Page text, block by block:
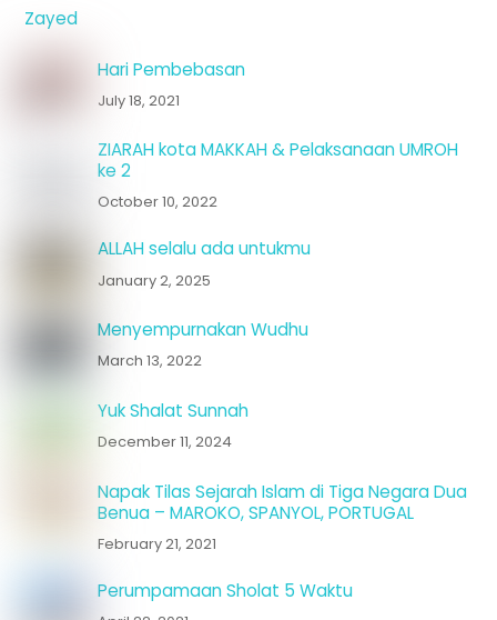
Hari Pembebasan
July 18, 2021
ZIARAH kota MAKKAH & Pelaksanaan UMROH
ke 2
October 10, 2022
ALLAH selalu ada untukmu
January 2, 2025
Menyempurnakan Wudhu
March 13, 2022
Yuk Shalat Sunnah
December 11, 2024
Napak Tilas Sejarah Islam di Tiga Negara Dua
Benua – MAROKO, SPANYOL, PORTUGAL
February 21, 2021
Perumpamaan Sholat 5 Waktu